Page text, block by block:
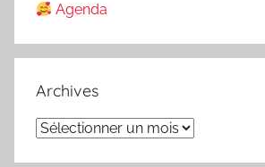
Agenda
Archives
Archives